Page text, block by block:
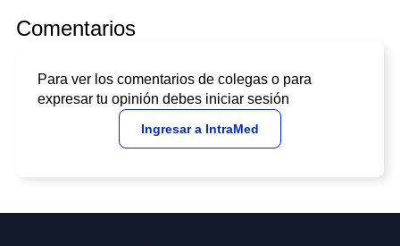
Comentarios
Para ver los comentarios de colegas o para
expresar tu opinión debes iniciar sesión
Ingresar a IntraMed